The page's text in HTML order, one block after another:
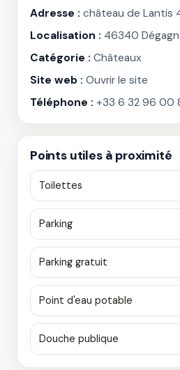
Adresse : château de Lantis
Localisation : 46340
Catégorie : Châteaux
Site web : Ouvrir le site
Téléphone : +33 6 32 96 00
Points utiles à proximité
Toilettes
Parking
Parking gratuit
Point d'eau potable
Douche publique